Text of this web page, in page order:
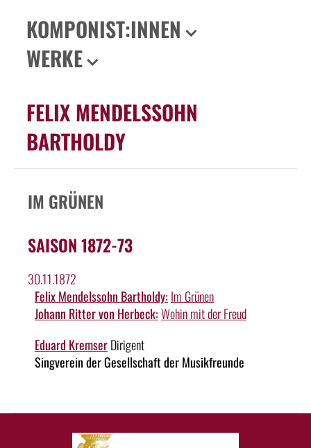
KOMPONIST:INNEN
WERKE
FELIX MENDELSSOHN
BARTHOLDY
IM GRÜNEN
SAISON 1872-73
30.11.1872
Felix Mendelssohn Bartholdy: Im Grünen
Johann Ritter von Herbeck:Wohin mit der Freud
Eduard KremserDirigent
Singverein der Gesellschaft der Musikfreunde